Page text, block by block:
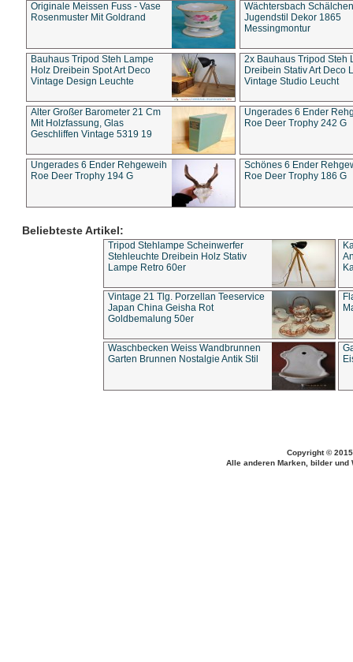
Originale Meissen Fuss - Vase
Rosenmuster Mit Goldrand
Wächtersbach Schälchen
Jugendstil Dekor 1865
Messingmontur
Bauhaus Tripod Steh Lampe
Holz Dreibein Spot Art Deco
Vintage Design Leuchte
2x Bauhaus Tripod Steh
Dreibein Stativ Art Deco
Vintage Studio Leucht
Alter Großer Barometer 21 Cm
Mit Holzfassung, Glas
Geschliffen Vintage 5319 19
Ungerades 6 Ender
Roe Deer Trophy 242 G
Ungerades 6 Ender Rehgeweih
Roe Deer Trophy 194 G
Schönes 6 Ender
Roe Deer Trophy 186 G
Beliebteste Artikel:
Tripod Stehlampe Scheinwerfer
Stehleuchte Dreibein Holz Stativ
Lampe Retro 60er
Vintage 21 Tlg. Porzellan Teeservice
Japan China Geisha Rot
Goldbemalung 50er
Waschbecken Weiss Wandbrunnen
Garten Brunnen Nostalgie Antik Stil
Copyright ©
Alle anderen Marken, bilder und